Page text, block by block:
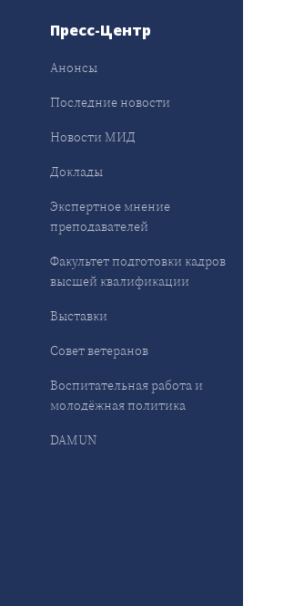
Пресс-Центр
Анонсы
Последние новости
Новости МИД
Доклады
Экспертное мнение
преподавателей
Факультет подготовки кадров
высшей квалификации
Выставки
Совет ветеранов
Воспитательная работа и
молодёжная политика
DAMUN